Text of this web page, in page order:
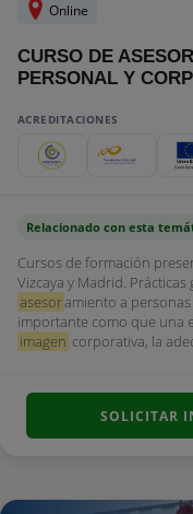
Online
CURSO DE
PERSONAL Y
ACREDITACIONES
Relacionado con esta
Cursos de formación
Vizcaya y Madrid. Prácticas
asesoramiento a
importante como que una
imagen corporativa, la
SOLICITAR